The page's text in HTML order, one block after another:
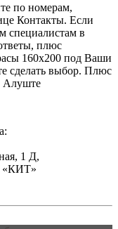
по номерам,
Контакты. Если
специалистам в
плюс
160х200 под Ваши
сделать выбор. Плюс
Алуште
1 Д,
«КИТ»